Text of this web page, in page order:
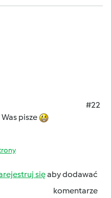
#22
pisze
sięaby dodawać
komentarze